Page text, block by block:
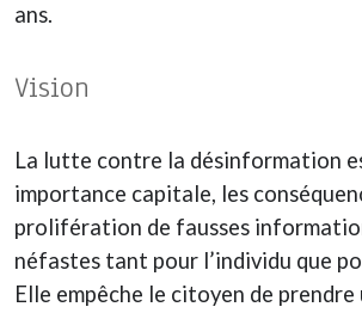
ans.
Vision
La lutte contre la désinformation
importance capitale, les
prolifération de fausses
néfastes tant pour l’individu que
Elle empêche le citoyen de